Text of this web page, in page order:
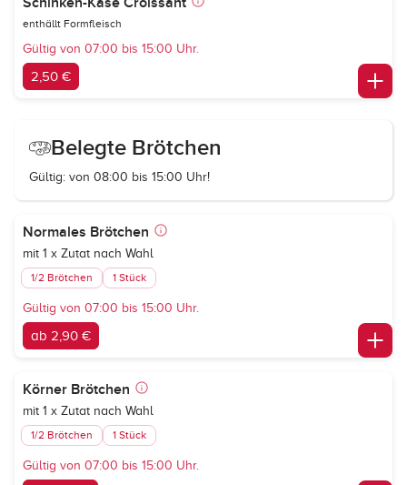
enthällt Formfleisch
Gültig von 07:00 bis 15:00 Uhr.
2,50 €
Belegte Brötchen
Gültig: von 08:00 bis 15:00 Uhr!
Normales Brötchen
mit 1 x Zutat nach Wahl
1/2 Brötchen 1 Stück
Gültig von 07:00 bis 15:00 Uhr.
ab 2,90 €
Körner Brötchen
mit 1 x Zutat nach Wahl
1/2 Brötchen 1 Stück
Gültig von 07:00 bis 15:00 Uhr.